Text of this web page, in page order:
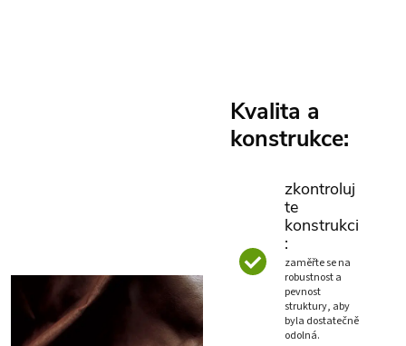
Kvalita a
konstrukce:
zkontroluj
te
konstrukci
:
zaměřte se na
robustnost a
pevnost
struktury, aby
byla dostatečně
odolná.